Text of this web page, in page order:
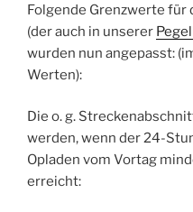
Folgende Grenzwerte für
(der auch in unserer
wurden nun angepasst:
Werten):
Die o. g.
werden, wenn der 24-
Opladen vom Vortag
erreicht: